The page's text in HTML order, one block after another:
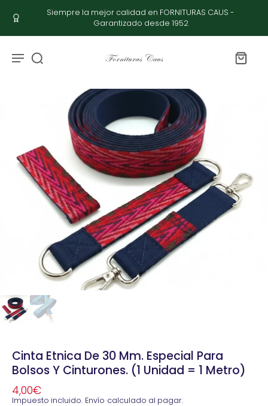
Siempre la mejor calidad en FORNITURAS CAUS -
Garantizado desde 1952
Cinta Etnica De 30 Mm. Especial Para
Bolsos Y Cinturones. (1 Unidad = 1 Metro)
4,00€
Impuesto incluido. Envío calculado al pagar.